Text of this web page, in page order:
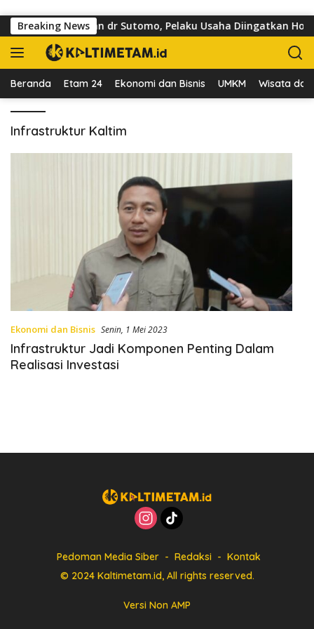
Breaking News
Trotoar di Jalan dr Sutomo, Pelaku Usaha Diingatkan
Beranda Etam 24 Ekonomi dan Bisnis UMKM Wisata dan
Infrastruktur Kaltim
Ekonomi dan Bisnis Senin, 1 Mei 2023
Infrastruktur Jadi Komponen Penting Dalam
Realisasi Investasi
Pedoman Media Siber Redaksi
Kontak
© 2024 Kaltimetam.id, All rights reserved.
Versi Non AMP